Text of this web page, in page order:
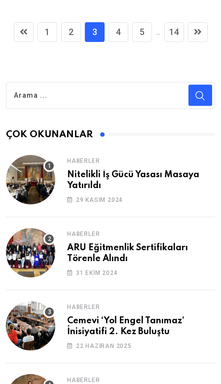
1 2 3 4 5 14
ÇOK OKUNANLAR
HABERLER
Nitelikli İş Gücü Yasası Masaya
Yatırıldı
29 KASIM 2024
HABERLER
ARU Eğitmenlik Sertifikaları
Törenle Alındı
31 EKIM 2024
HABERLER
Cemevi ‘Yol Engel Tanımaz’
İnisiyatifi 2. Kez Buluştu
22 HAZIRAN 2025
HABERLER